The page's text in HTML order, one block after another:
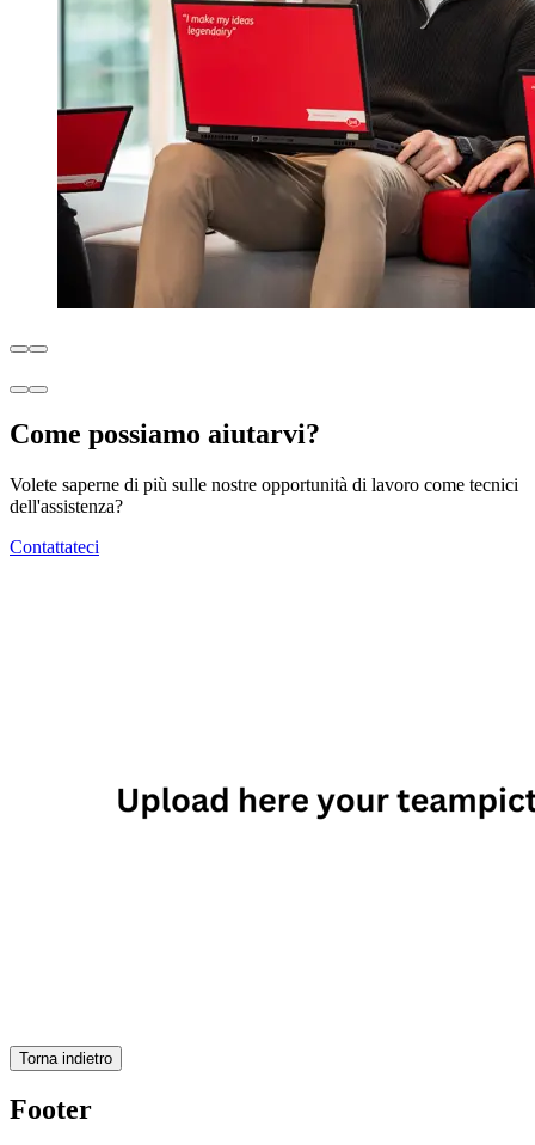
Come possiamo aiutarvi?
Volete saperne di più sulle nostre opportunità di lavoro come tecnici
dell'assistenza?
Contattateci
Torna indietro
Footer